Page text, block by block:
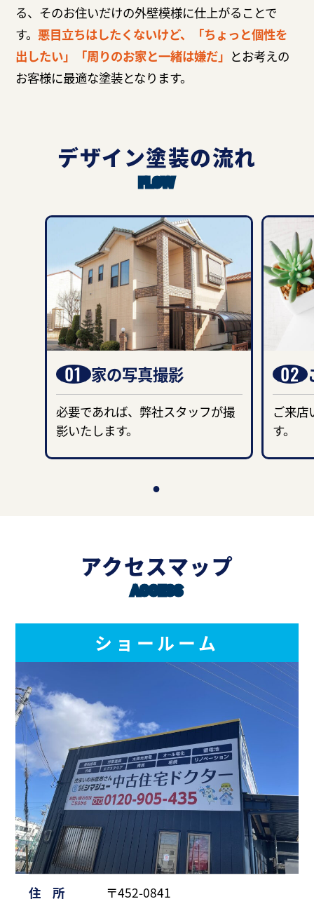
る、そのお住いだけの外壁模様に仕上がることで
す。 悪目立ちはしたくないけど、「ちょっと個性を
出したい」「周りのお家と一緒は嫌だ」 とお考えの
お客様に最適な塗装となります。
デザイン塗装の流れ
FLOW
01 家の写真撮影
必要であれば、弊社スタッフが撮
影いたします。
02
ご来店
す。
アクセスマップ
ACCESS
ショールーム
住 所
〒452-0841